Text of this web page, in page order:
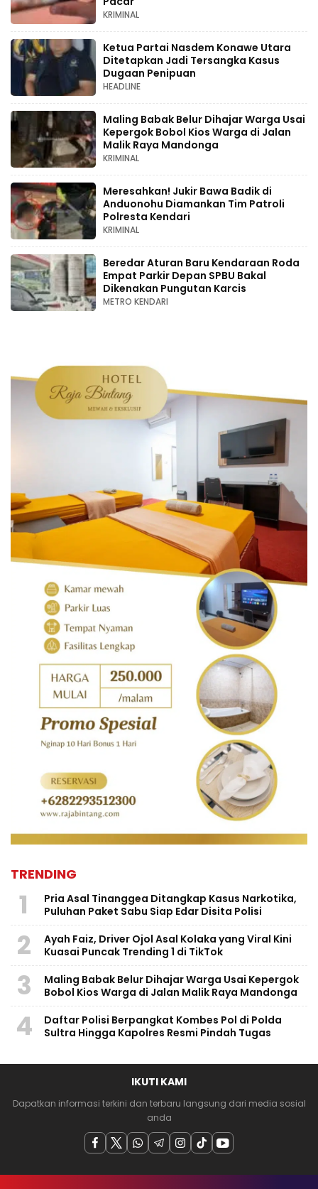
KRIMINAL
Ketua Partai Nasdem Konawe Utara
Ditetapkan Jadi Tersangka Kasus
Dugaan Penipuan
HEADLINE
Maling Babak Belur Dihajar Warga Usai
Kepergok Bobol Kios Warga di Jalan
Malik Raya Mandonga
KRIMINAL
Meresahkan! Jukir Bawa Badik di
Anduonohu Diamankan Tim Patroli
Polresta Kendari
KRIMINAL
Beredar Aturan Baru Kendaraan Roda
Empat Parkir Depan SPBU Bakal
Dikenakan Pungutan Karcis
METRO KENDARI
TRENDING
1
Pria Asal Tinanggea Ditangkap Kasus Narkotika,
Puluhan Paket Sabu Siap Edar Disita Polisi
2
Ayah Faiz, Driver Ojol Asal Kolaka yang Viral Kini
Kuasai Puncak Trending 1 di TikTok
3
Maling Babak Belur Dihajar Warga Usai Kepergok
Bobol Kios Warga di Jalan Malik Raya Mandonga
4
Daftar Polisi Berpangkat Kombes Pol di Polda
Sultra Hingga Kapolres Resmi Pindah Tugas
IKUTI KAMI
Dapatkan informasi terkini dan terbaru langsung dari media sosial
anda